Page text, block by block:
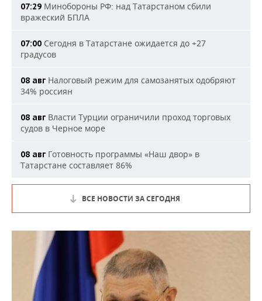
07:29 Минобороны РФ: над Татарстаном сбили
вражеский БПЛА
07:00 Сегодня в Татарстане ожидается до +27
градусов
08 авг Налоговый режим для самозанятых одобряют
34% россиян
08 авг Власти Турции ограничили проход торговых
судов в Черное море
08 авг Готовность программы «Наш двор» в
Татарстане составляет 86%
ВСЕ НОВОСТИ ЗА СЕГОДНЯ